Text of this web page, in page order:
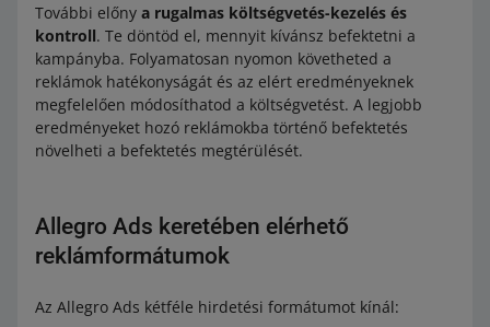
További előny a rugalmas költségvetés-kezelés és
kontroll. Te döntöd el, mennyit kívánsz befektetni a
kampányba. Folyamatosan nyomon követheted a
reklámok hatékonyságát és az elért eredményeknek
megfelelően módosíthatod a költségvetést. A legjobb
eredményeket hozó reklámokba történő befektetés
növelheti a befektetés megtérülését.
Allegro Ads keretében elérhető
reklámformátumok
Az Allegro Ads kétféle hirdetési formátumot kínál: